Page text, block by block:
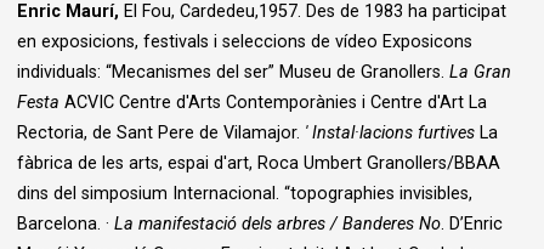
Enric Maurí, El Fou, Cardedeu,1957. Des de 1983 ha participat
en exposicions, festivals i seleccions de vídeo Exposicons
individuals: “Mecanismes del ser” Museu de Granollers.La Gran
Festa ACVIC Centre d'Arts Contemporànies i Centre d'Art La
Rectoria, de Sant Pere de Vilamajor. ' Instal·lacions furtives La
fàbrica de les arts, espai d'art, Roca Umbert Granollers/BBAA
dins del simposium Internacional. “topographies invisibles,
Barcelona. ·La manifestació dels arbres / Banderes No. D’Enric